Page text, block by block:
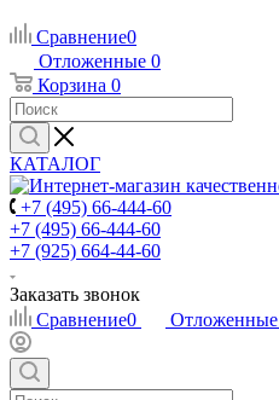
Сравнение0
Отложенные 0
Корзина 0
КАТАЛОГ
+7 (495) 66-444-60
+7 (495) 66-444-60
+7 (925) 664-44-60
Заказать звонок
Сравнение0 Отложенные